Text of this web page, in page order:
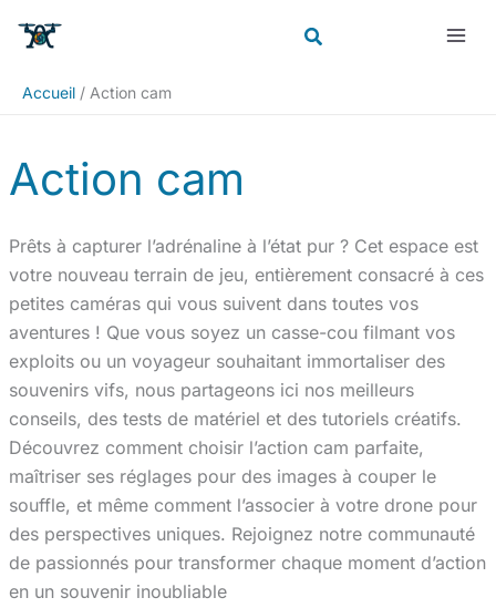
Accueil
Action cam
Action cam
Prêts à capturer l’adrénaline à l’état pur ? Cet espace est
votre nouveau terrain de jeu, entièrement consacré à ces
petites caméras qui vous suivent dans toutes vos
aventures ! Que vous soyez un casse-cou filmant vos
exploits ou un voyageur souhaitant immortaliser des
souvenirs vifs, nous partageons ici nos meilleurs
conseils, des tests de matériel et des tutoriels créatifs.
Découvrez comment choisir l’action cam parfaite,
maîtriser ses réglages pour des images à couper le
souffle, et même comment l’associer à votre drone pour
des perspectives uniques. Rejoignez notre communauté
de passionnés pour transformer chaque moment d’action
en un souvenir inoubliable